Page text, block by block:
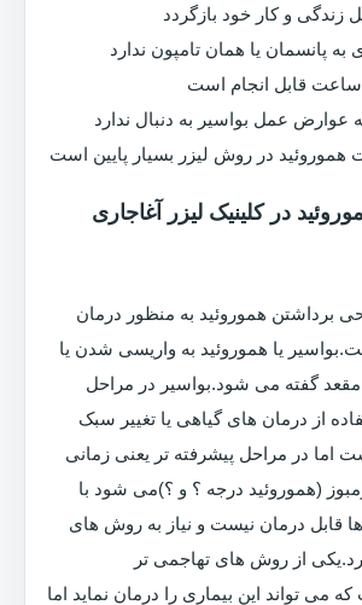
زندگی و کار خود بازگردد
به پانسمان یا همان تامپون ندارد
ساعت قابل انجام است
عمل بواسیر به دنبال ندارد
هموروئید در روش لیزر بسیار پایین است
در کلینیک لیزر آغاجاری
برداشتن هموروئید به منظور درمان
یا هموروئید به واریسی شدن یا
گفته می شود.بواسیر در مراحل
از درمان های گیاهی یا تغییر سبک
اما در مراحل پیشرفته تر یعنی زمانی
(هموروئید درجه ؟ و ؟)می شود با
قابل درمان نیست و نیاز به روش های
از روش های تهاجمی تر
می تواند این بیماری را درمان نماید اما